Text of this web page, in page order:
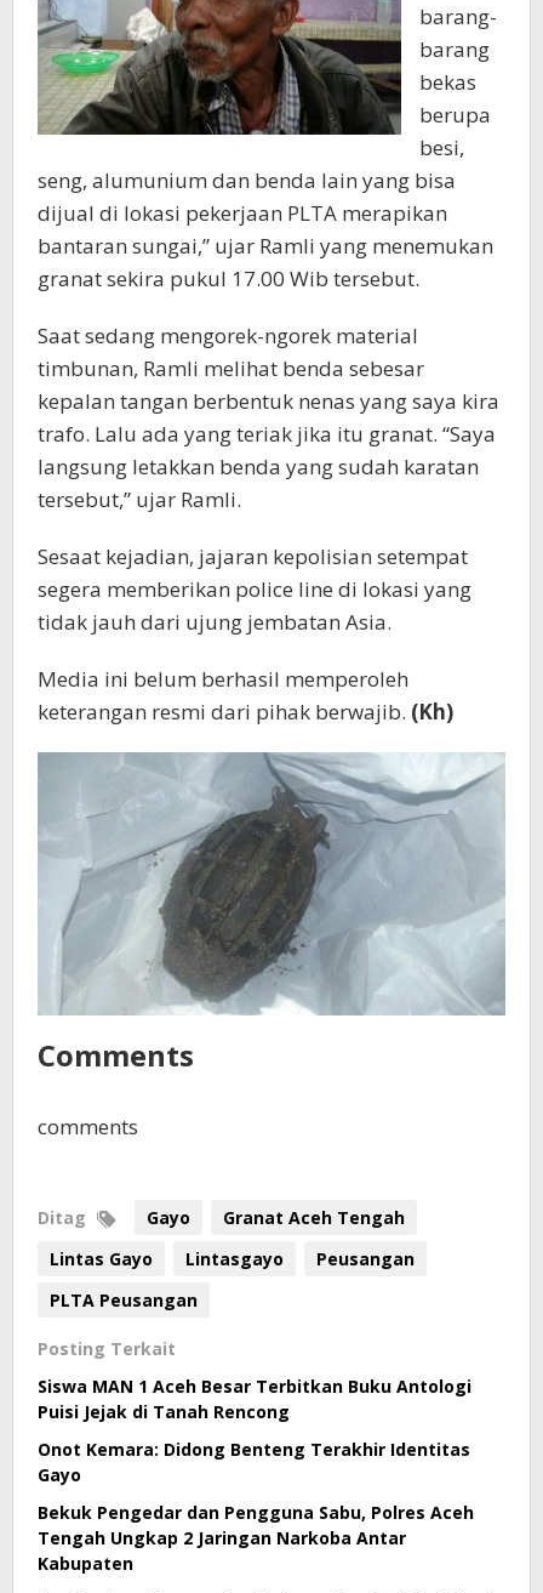
barang-
barang
bekas
berupa
besi,
seng, alumunium dan benda lain yang bisa
dijual di lokasi pekerjaan PLTA merapikan
bantaran sungai,” ujar Ramli yang menemukan
granat sekira pukul 17.00 Wib tersebut.
Saat sedang mengorek-ngorek material
timbunan, Ramli melihat benda sebesar
kepalan tangan berbentuk nenas yang saya kira
trafo. Lalu ada yang teriak jika itu granat. “Saya
langsung letakkan benda yang sudah karatan
tersebut,” ujar Ramli.
Sesaat kejadian, jajaran kepolisian setempat
segera memberikan police line di lokasi yang
tidak jauh dari ujung jembatan Asia.
Media ini belum berhasil memperoleh
keterangan resmi dari pihak berwajib. (Kh)
Comments
comments
Ditag Gayo
Granat Aceh Tengah
Lintas Gayo
Lintasgayo
Peusangan
PLTA Peusangan
Posting Terkait
Siswa MAN 1 Aceh Besar Terbitkan Buku Antologi
Puisi Jejak di Tanah Rencong
Onot Kemara: Didong Benteng Terakhir Identitas
Gayo
Bekuk Pengedar dan Pengguna Sabu, Polres Aceh
Tengah Ungkap 2 Jaringan Narkoba Antar
Kabupaten